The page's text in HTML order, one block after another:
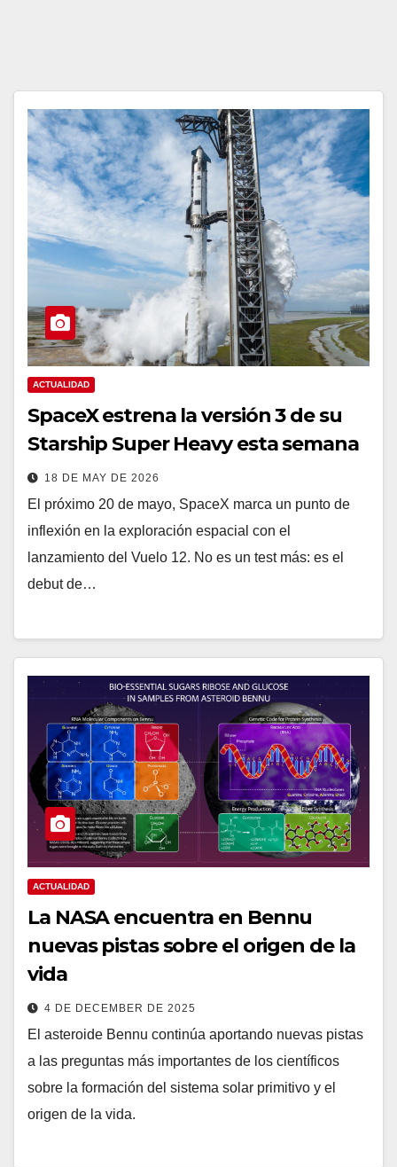
ACTUALIDAD
SpaceX estrena la versión 3 de su
Starship Super Heavy esta semana
18 DE MAY DE 2026
El próximo 20 de mayo, SpaceX marca un punto de
inflexión en la exploración espacial con el
lanzamiento del Vuelo 12. No es un test más: es el
debut de…
ACTUALIDAD
La NASA encuentra en Bennu
nuevas pistas sobre el origen de la
vida
4 DE DECEMBER DE 2025
El asteroide Bennu continúa aportando nuevas pistas
a las preguntas más importantes de los científicos
sobre la formación del sistema solar primitivo y el
origen de la vida.